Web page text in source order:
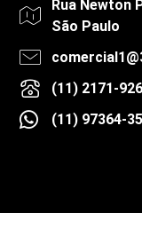
Rua Newton
São Paulo
(11) 2171-
(11) 97364-